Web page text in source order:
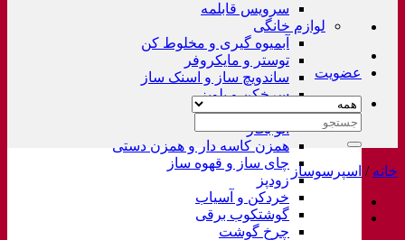
سرویس قابلمه
لوازم خانگی
آبمیوه گیری و مخلوط کن
توستر و مایکروفر
ساندویچ ساز و اسنک ساز
سرخکن و پلوپز
غذاساز
اتو بخار
همزن کاسه دار و همزن دستی
چای ساز و قهوه ساز
زودپز
خردکن و آسیاب
گوشتکوب برقی
چرخ گوشت
عضویت
جستجو
خانه / اسپرسوساز